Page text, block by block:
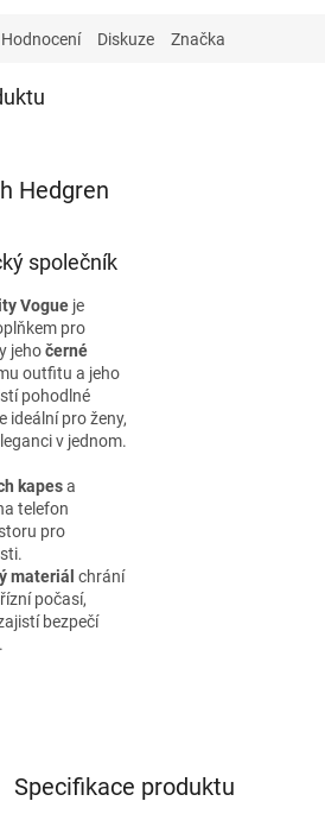
Hodnocení Diskuze Značka
Hedgren
společník
Vogue je
pro
jehočerné
outfitu a jeho
pohodlné
ideální pro ženy,
v jednom.
kapesa
telefon
pro
materiál chrání
počasí,
bezpečí
Specifikace produktu